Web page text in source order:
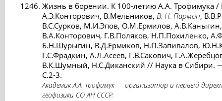
Жизнь в борении. К 100-летию А.А. Трофимука /
А.Э.Конторович, В.Мельников, В. Н. Пармон,
В.С.Сурков, М.И.Эпов, О.М.Ермилов,
В.А.Конторович, Г.В.Поляков, Н.П.Похиленко,
Б.Н.Шурыгин, В.Д.Ермиков, Н.П.Запивалов,
Г.С.Фрадкин, А.Л.Асеев, Г.В.Сакович,
В.К.Шумный, Н.С.Диканский // Наука в
C.2-3.
Академик А.А. Трофимук — организатор и первый
геофизики СО АН СССР.